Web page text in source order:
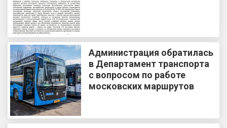
Администрация обратилась
в Департамент транспорта
с вопросом по работе
московских маршрутов